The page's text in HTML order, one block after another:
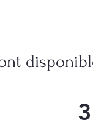
3